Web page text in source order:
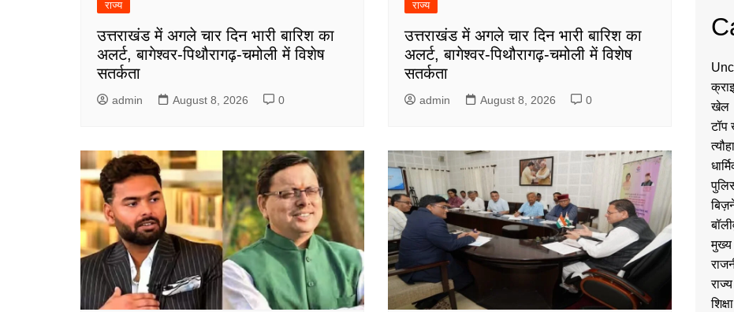
राज्य
उत्तराखंड में अगले चार दिन भारी बारिश का
अलर्ट, बागेश्वर-पिथौरागढ़-चमोली में विशेष
सतर्कता
admin August 8, 2026 0
राज्य
उत्तराखंड में अगले चार दिन भारी बारिश का
अलर्ट, बागेश्वर-पिथौरागढ़-चमोली में विशेष
सतर्कता
admin August 8, 2026 0
खेल
टॉप
राज्य
शिक्षा